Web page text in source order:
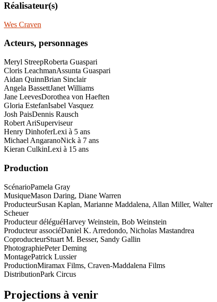
Réalisateur(s)
Wes Craven
Acteurs, personnages
Meryl StreepRoberta Guaspari
Cloris LeachmanAssunta Guaspari
Aidan QuinnBrian Sinclair
Angela BassettJanet Williams
Jane LeevesDorothea von Haeften
Gloria EstefanIsabel Vasquez
Josh PaisDennis Rausch
Robert AriSuperviseur
Henry DinhoferLexi à 5 ans
Michael AngaranoNick à 7 ans
Kieran CulkinLexi à 15 ans
Production
ScénarioPamela Gray
MusiqueMason Daring, Diane Warren
ProducteurSusan Kaplan, Marianne Maddalena, Allan Miller, Walter
Scheuer
Producteur déléguéHarvey Weinstein, Bob Weinstein
Producteur associéDaniel K. Arredondo, Nicholas Mastandrea
CoproducteurStuart M. Besser, Sandy Gallin
PhotographiePeter Deming
MontagePatrick Lussier
ProductionMiramax Films, Craven-Maddalena Films
DistributionPark Circus
Projections à venir